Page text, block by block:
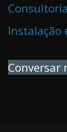
Instalação
Conversar